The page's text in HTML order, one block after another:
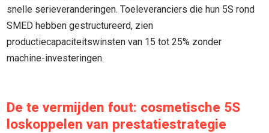
snelle serieveranderingen. Toeleveranciers die hun 5S rond
SMED hebben gestructureerd, zien
productiecapaciteitswinsten van 15 tot 25% zonder
machine-investeringen.
De te vermijden fout: cosmetische 5S
loskoppelen van prestatiestrategie